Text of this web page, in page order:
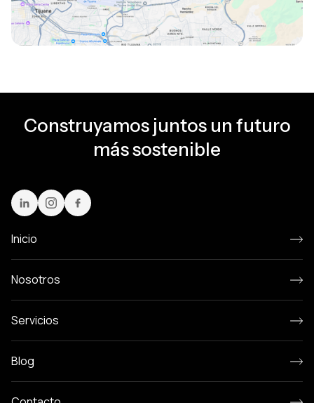
Construyamos juntos un futuro
más sostenible
Inicio
Nosotros
Servicios
Blog